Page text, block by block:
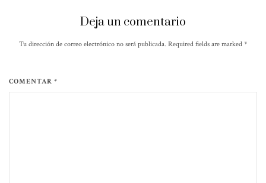
Deja un comentario
Tu dirección de correo electrónico no será publicada. Required fields are marked *
COMENTAR *